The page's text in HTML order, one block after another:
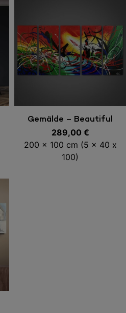
In den Warenkorb
Gemälde – Beautiful
Colours
289,00 €
200 x 100 cm (5 x 40 x
100)